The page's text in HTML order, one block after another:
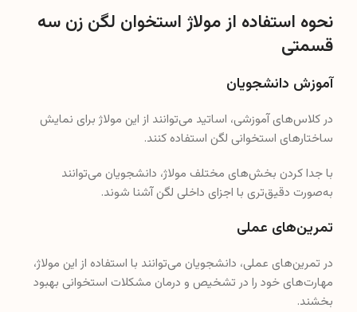
نحوه استفاده از مولاژ استخوان لگن زن سه
قسمتی
آموزش دانشجویان
در کلاس‌های آموزشی، اساتید می‌توانند از این مولاژ برای نمایش
ساختارهای استخوانی لگن استفاده کنند.
با جدا کردن بخش‌های مختلف مولاژ، دانشجویان می‌توانند
به‌صورت دقیق‌تری با اجزای داخلی لگن آشنا شوند.
تمرین‌های عملی
در تمرین‌های عملی، دانشجویان می‌توانند با استفاده از این مولاژ،
مهارت‌های خود را در تشخیص و درمان مشکلات استخوانی بهبود
بخشند.